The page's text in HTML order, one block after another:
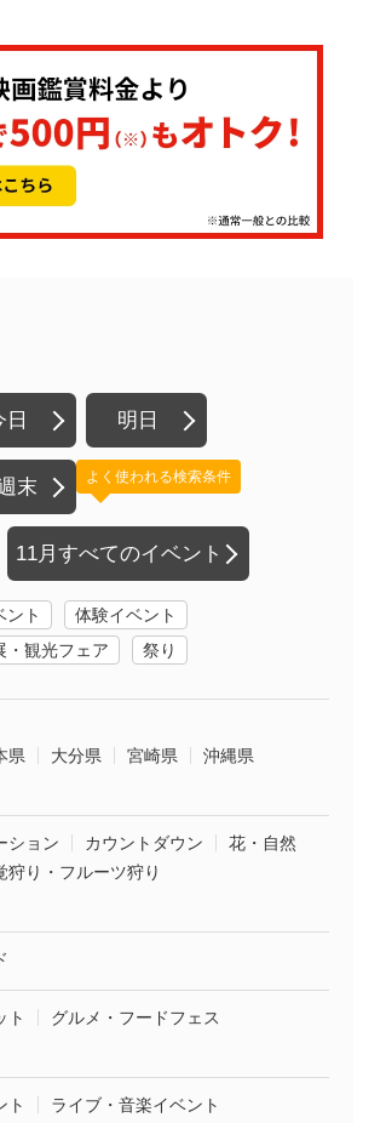
日 明日
末
11月すべてのイベント
よく使われる検索条件
ント
体験イベント
・観光フェア
祭り
県 大分県 宮崎県
沖縄県
ション カウントダウン
花・自然
狩り・フルーツ狩り
ト
グルメ・フードフェス
ト
ライブ・音楽イベント